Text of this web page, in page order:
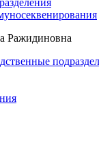
Ражидиновна